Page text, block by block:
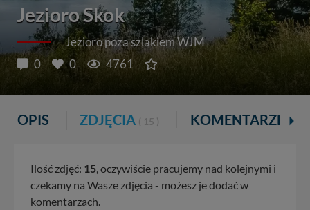
Jezioro Skok
Jezioro poza szlakiem WJM
0
0 4761
OPIS ZDJĘCIA ( 15 ) KOMENTARZE
Ilość zdjęć: 15, oczywiście pracujemy nad kolejnymi i
czekamy na Wasze zdjęcia - możesz je dodać w
komentarzach.